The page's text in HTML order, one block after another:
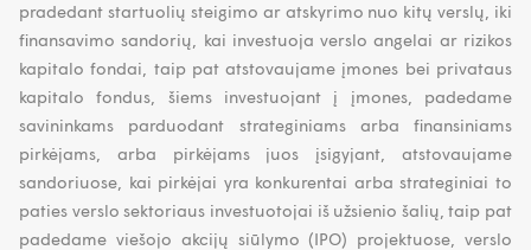
pradedant startuolių steigimo ar atskyrimo nuo kitų verslų, iki
finansavimo sandorių, kai investuoja verslo angelai ar rizikos
kapitalo fondai, taip pat atstovaujame įmones bei privataus
kapitalo fondus, šiems investuojant į įmones, padedame
savininkams parduodant strateginiams arba finansiniams
pirkėjams, arba pirkėjams juos įsigyjant, atstovaujame
sandoriuose, kai pirkėjai yra konkurentai arba strateginiai to
paties verslo sektoriaus investuotojai iš užsienio šalių, taip pat
padedame viešojo akcijų siūlymo (IPO) projektuose, verslo